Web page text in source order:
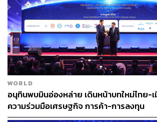
WORLD
อนุทินพบมินอ่องหล่าย เดินหน้าบทใหม่ไทย-เ
ความร่วมมือเศรษฐกิจ การค้า-การลงทุน